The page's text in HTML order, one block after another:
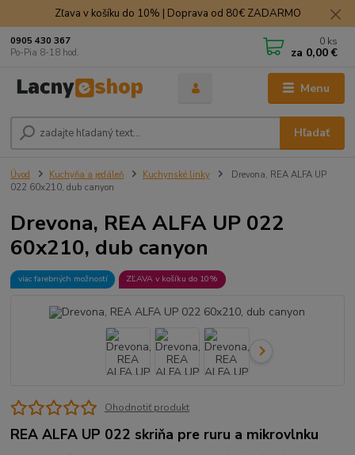
Zľava v košíku do 10% | Doprava od 80€ ZADARMO
Menu
Hľadať
0905 430 367
Po-Pia 8-18 hod.
0 ks
za 0,00 €
Úvod Kuchyňa a jedáleň Kuchynské linky
Drevona, REA ALFA UP
022 60x210, dub canyon
Drevona, REA ALFA UP 022
60x210, dub canyon
viac farebných možností ZĽAVA v košíku do 10%
Ohodnotiť produkt
REA ALFA UP 022 skriňa pre ruru a mikrovlnku